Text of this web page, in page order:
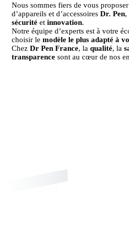
Nous sommes fiers de vous
d’appareils et d’accessoires Dr. Pen,
sécurité et innovation.
Notre équipe d’experts est à votre
choisir le modèle le plus adapté à
Chez Dr Pen France, la qualité, la
transparence sont au cœur de nos